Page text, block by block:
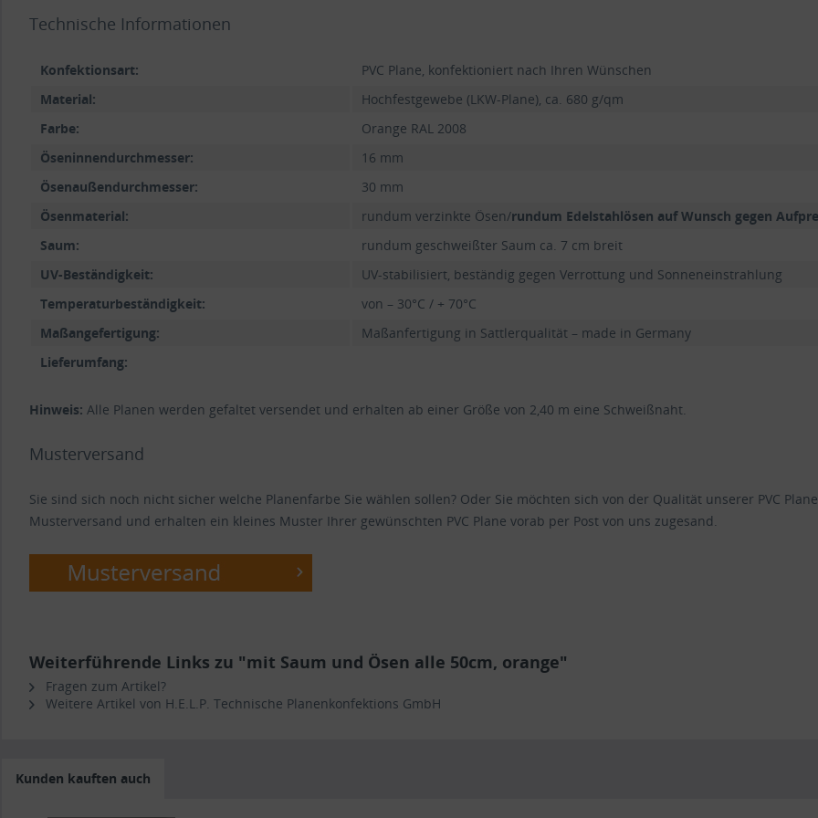
Technische Informationen
Konfektionsart:
PVC Plane, konfektioniert nach Ihren Wünschen
Material:
Hochfestgewebe (LKW-Plane), ca. 680 g/qm
Farbe:
Orange RAL 2008
Öseninnendurchmesser:
16 mm
Ösenaußendurchmesser:
30 mm
Ösenmaterial:
rundum verzinkte Ösen/rundum Edelstahlösen auf Wunsch gegen
Saum:
rundum geschweißter Saum ca. 7 cm breit
UV-Beständigkeit:
UV-stabilisiert, beständig gegen Verrottung und Sonneneinstrahlung
Temperaturbeständigkeit:
von – 30°C / + 70°C
Maßangefertigung:
Maßanfertigung in Sattlerqualität – made in Germany
Lieferumfang:
Hinweis: Alle Planen werden gefaltet versendet und erhalten ab einer Größe von 2,40 m eine Schweißnaht.
Musterversand
Sie sind sich noch nicht sicher welche Planenfarbe Sie wählen sollen? Oder Sie möchten sich von der Qualität unserer PVC
Musterversand und erhalten ein kleines Muster Ihrer gewünschten PVC Plane vorab per Post von uns zugesand.
Weiterführende Links zu "mit Saum und Ösen alle 50cm, orange"
Fragen zum Artikel?
Weitere Artikel von H.E.L.P. Technische Planenkonfektions GmbH
Kunden kauften auch